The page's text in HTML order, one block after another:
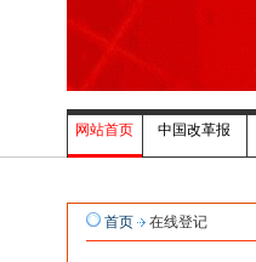
网站首页 中国改革报
首页 在线登记